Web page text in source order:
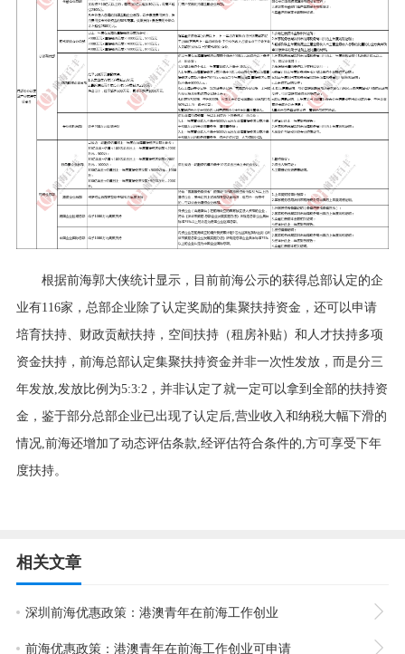
根据前海郭大侠统计显示，目前前海公示的获得总部认定的企
业有116家，总部企业除了认定奖励的集聚扶持资金，还可以申请
培育扶持、财政贡献扶持，空间扶持（租房补贴）和人才扶持多项
资金扶持，前海总部认定集聚扶持资金并非一次性发放，而是分三
年发放,发放比例为5:3:2，并非认定了就一定可以拿到全部的扶持资
金，鉴于部分总部企业已出现了认定后,营业收入和纳税大幅下滑的
情况,前海还增加了动态评估条款,经评估符合条件的,方可享受下年
度扶持。
相关文章
深圳前海优惠政策：​港澳青年在前海工作创业
前海优惠政策：港澳青年在前海工作创业可申请